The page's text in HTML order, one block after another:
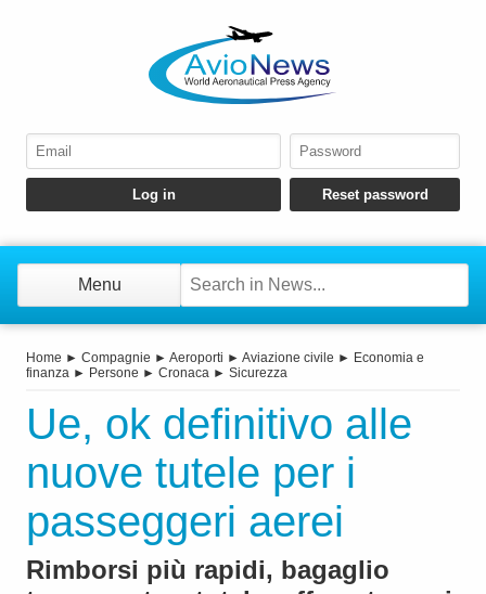
Menu
Home ► Compagnie ► Aeroporti ► Aviazione civile ► Economia e
finanza ► Persone ► Cronaca ► Sicurezza
Ue, ok definitivo alle
nuove tutele per i
passeggeri aerei
Rimborsi più rapidi, bagaglio